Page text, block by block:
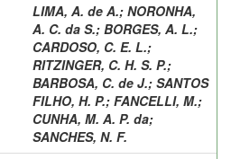
LIMA, A. de A.; NORONHA,
A. C. da S.; BORGES, A. L.;
CARDOSO, C. E. L.;
RITZINGER, C. H. S. P.;
BARBOSA, C. de J.; SANTOS
FILHO, H. P.; FANCELLI, M.;
CUNHA, M. A. P. da;
SANCHES, N. F.